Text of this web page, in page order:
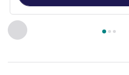
이전 - 객실
3 페이지 , 객실 1 : Standard